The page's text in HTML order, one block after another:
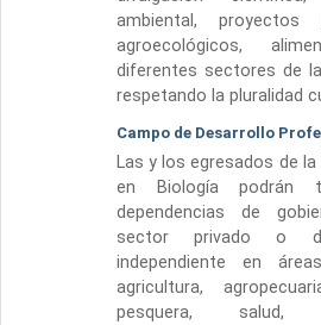
ambiental, proyectos
agroecológicos,
diferentes sectores de
respetando la pluralidad
Campo de Desarrollo
Las y los egresados de
en Biología podrán
dependencias de
sector privado o
independiente en
agricultura,
pesquera, salud,